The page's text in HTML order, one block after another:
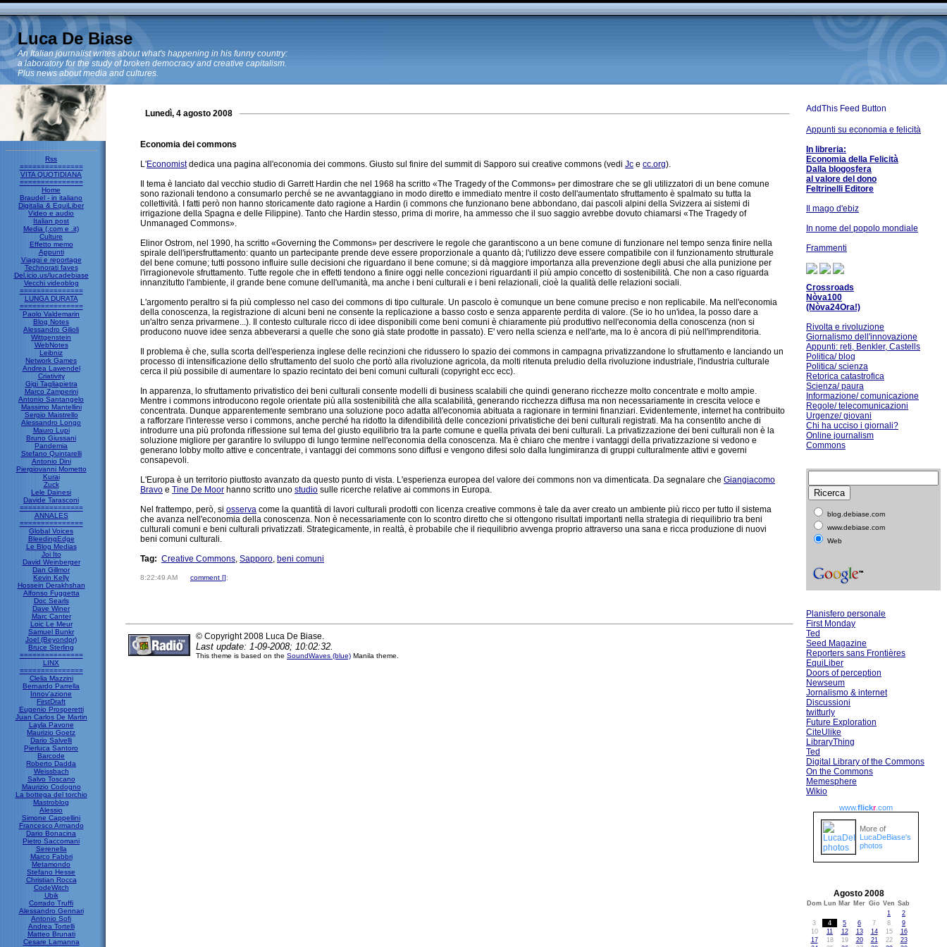
Luca De Biase
An Italian journalist writes about what's happening in his funny country:
a laboratory for the study of broken democracy and creative capitalism.
Plus news about media and cultures.
Rss
===============
VITA QUOTIDIANA
===============
Home
Braudel - in italiano
Digitalia & EquiLiber
Video e audio
Italian post
Media (.com e .it)
Culture
Effetto memo
Appunti
Viaggi e reportage
Technorati faves
Del.icio.us/lucadebiase
Vecchi videoblog
===============
LUNGA DURATA
===============
Paolo Valdemarin
Blog Notes
Alessandro Gilioli
Wittgenstein
WebNotes
Leibniz
Network Games
Andrea Lawendel
Criativity
Gigi Tagliapietra
Marco Zamperini
Antonio Santangelo
Massimo Mantellini
Sergio Maistrello
Alessandro Longo
Mauro Lupi
Bruno Giussani
Pandemia
Stefano Quintarelli
Antonio Dini
Piergiovanni Mometto
Kurai
Zuck
Lele Dainesi
Davide Tarasconi
===============
ANNALES
===============
Global Voices
BleedingEdge
Le Blog Medias
Joi Ito
David Weinberger
Dan Gillmor
Kevin Kelly
Hossein Derakhshan
Alfonso Fuggetta
Doc Searls
Dave Winer
Marc Canter
Loic Le Meur
Samuel Bunkr
Joel (Beyondpr)
Bruce Sterling
===============
LINX
===============
Clelia Mazzini
Bernardo Parrella
Innov'azione
FirstDraft
Eugenio Prosperetti
Juan Carlos De Martin
Layla Pavone
Maurizio Goetz
Dario Salvelli
Pierluca Santoro
Barcode
Roberto Dadda
Weissbach
Salvo Toscano
Maurizio Codogno
La bottega del torchio
Mastroblog
Alessio
Simone Cappellini
Francesco Armando
Dario Bonacina
Pietro Saccomani
Serenella
Marco Fabbri
Metamondo
Stefano Hesse
Christian Rocca
CodeWitch
Ubik
Corrado Truffi
Alessandro Gennari
Antonio Sofi
Andrea Tortelli
Matteo Brunati
Cesare Lamanna
Lunedì, 4 agosto 2008
Economia dei commons
L'Economistdedica una pagina all'economia dei commons. Giusto sul finire del summit di Sapporo sui creative commons (vedi Jc e cc.org).
Il tema è lanciato dal vecchio studio di Garrett Hardin che nel 1968 ha scritto «The Tragedy of the Commons» per dimostrare che se gli utilizzatori di un bene comune
sono razionali tendono a consumarlo perché se ne avvantaggiano in modo diretto e immediato mentre il costo dell'aumentato sfruttamento è spalmato su tutta la
collettività. I fatti però non hanno storicamente dato ragione a Hardin (i commons che funzionano bene abbondano, dai pascoli alpini della Svizzera ai sistemi di
irrigazione della Spagna e delle Filippine). Tanto che Hardin stesso, prima di morire, ha ammesso che il suo saggio avrebbe dovuto chiamarsi «The Tragedy of
Unmanaged Commons».
Elinor Ostrom, nel 1990, ha scritto «Governing the Commons» per descrivere le regole che garantiscono a un bene comune di funzionare nel tempo senza finire nella
spirale dell'ipersfruttamento: quanto un partecipante prende deve essere proporzionale a quanto dà; l'utilizzo deve essere compatibile con il funzionamento strutturale
del bene comune; tutti possono influire sulle decisioni che riguardano il bene comune; si dà maggiore importanza alla prevenzione degli abusi che alla punizione per
l'irragionevole sfruttamento. Tutte regole che in effetti tendono a finire oggi nelle concezioni riguardanti il più ampio concetto di sostenibilità. Che non a caso riguarda
innanzitutto l'ambiente, il grande bene comune dell'umanità, ma anche i beni culturali e i beni relazionali, cioè la qualità delle relazioni sociali.
L'argomento peraltro si fa più complesso nel caso dei commons di tipo culturale. Un pascolo è comunque un bene comune preciso e non replicabile. Ma nell'economia
della conoscenza, la registrazione di alcuni beni ne consente la replicazione a basso costo e senza apparente perdita di valore. (Se io ho un'idea, la posso dare a
un'altro senza privarmene...). Il contesto culturale ricco di idee disponibili come beni comuni è chiaramente più produttivo nell'economia della conoscenza (non si
producono nuove idee senza abbeverarsi a quelle che sono già state prodotte in passato). E' vero nella scienza e nell'arte, ma lo è ancora di più nell'imprenditoria.
Il problema è che, sulla scorta dell'esperienza inglese delle recinzioni che ridussero lo spazio dei commons in campagna privatizzandone lo sfruttamento e lanciando un
processo di intensificazione dello sfruttamento del suolo che portò alla rivoluzione agricola, da molti ritenuta preludio della rivoluzione industriale, l'industria culturale
cerca il più possibile di aumentare lo spazio recintato dei beni comuni culturali (copyright ecc ecc).
In apparenza, lo sfruttamento privatistico dei beni culturali consente modelli di business scalabili che quindi generano ricchezze molto concentrate e molto ampie.
Mentre i commons introducono regole orientate più alla sostenibilità che alla scalabilità, generando ricchezza diffusa ma non necessariamente in crescita veloce e
concentrata. Dunque apparentemente sembrano una soluzione poco adatta all'economia abituata a ragionare in termini finanziari. Evidentemente, internet ha contribuito
a rafforzare l'interesse verso i commons, anche perché ha ridotto la difendibilità delle concezioni privatistiche dei beni culturali registrati. Ma ha consentito anche di
introdurre una più profonda riflessione sul tema del giusto equilibrio tra la parte comune e quella privata dei beni culturali. La privatizzazione dei beni culturali non è la
soluzione migliore per garantire lo sviluppo di lungo termine nell'economia della conoscenza. Ma è chiaro che mentre i vantaggi della privatizzazione si vedono e
generano lobby molto attive e concentrate, i vantaggi dei commons sono diffusi e vengono difesi solo dalla lungimiranza di gruppi culturalmente attivi e governi
consapevoli.
L'Europa è un territorio piuttosto avanzato da questo punto di vista. L'esperienza europea del valore dei commons non va dimenticata. Da segnalare che Giangiacomo
Bravo e Tine De Moor hanno scritto uno studio sulle ricerche relative ai commons in Europa.
Nel frattempo, però, si osserva come la quantità di lavori culturali prodotti con licenza creative commons è tale da aver creato un ambiente più ricco per tutto il sistema
che avanza nell'economia della conoscenza. Non è necessariamente con lo scontro diretto che si ottengono risultati importanti nella strategia di riequilibrio tra beni
culturali comuni e beni culturali privatizzati. Strategicamente, in realtà, è probabile che il riequilibrio avvenga proprio attraverso una sana e ricca produzione di nuovi
beni comuni culturali.
Tag: Creative Commons, Sapporo, beni comuni
8:22:49 AM comment [];
© Copyright 2008 Luca De Biase.
Last update: 1-09-2008; 10:02:32.
This theme is based on the SoundWaves (blue) Manila theme.
Appunti su economia e felicità
In libreria:
Economia della Felicità
Dalla blogosfera
al valore del dono
Feltrinelli Editore
Il mago d'ebiz
In nome del popolo mondiale
Frammenti
Crossroads
Nòva100
(Nòva24Ora!)
Rivolta e rivoluzione
Giornalismo dell'innovazione
Appunti: reti, Benkler, Castells
Politica/ blog
Politica/ scienza
Retorica catastrofica
Scienza/ paura
Informazione/ comunicazione
Regole/ telecomunicazioni
Urgenze/ giovani
Chi ha ucciso i giornali?
Online journalism
Commons
blog.debiase.com
www.debiase.com
Web
Planisfero personale
First Monday
Ted
Seed Magazine
Reporters sans Frontières
EquiLiber
Doors of perception
Newseum
Jornalismo & internet
Discussioni
twitturly
Future Exploration
CiteUlike
LibraryThing
Ted
Digital Library of the Commons
On the Commons
Memesphere
Wikio
www.flickr.com
More of
LucaDeBiase's
photos
Agosto 2008
Dom Lun Mar Mer Gio Ven Sab
1
2
3
4 5 6 7 8
9
10
11 12 13 14 15
16
17
18 19 20 21 22
23